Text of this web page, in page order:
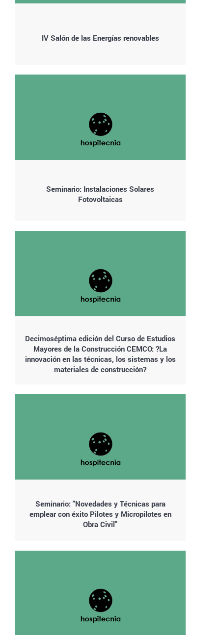
IV Salón de las Energías renovables
Seminario: Instalaciones Solares
Fotovoltaicas
Decimoséptima edición del Curso de Estudios
Mayores de la Construcción CEMCO: ?La
innovación en las técnicas, los sistemas y los
materiales de construcción?
Seminario: "Novedades y Técnicas para
emplear con éxito Pilotes y Micropilotes en
Obra Civil"